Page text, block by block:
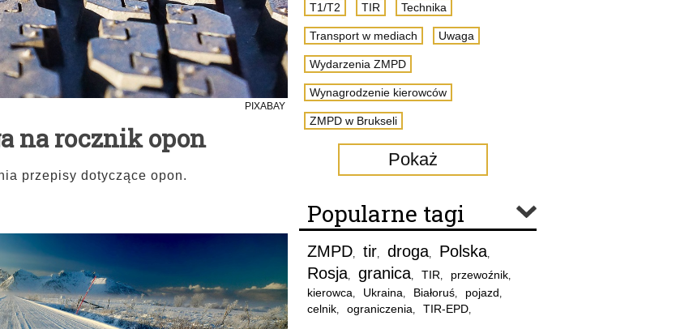
PIXABAY
na rocznik opon
przepisy dotyczące opon.
T1/T2 TIR Technika
Transport w mediach Uwaga
Wydarzenia ZMPD
Wynagrodzenie kierowców
ZMPD w Brukseli
Pokaż
Popularne tagi
ZMPD, tir, droga, Polska,
Rosja, granica, TIR, przewoźnik,
kierowca, Ukraina, Białoruś, pojazd,
celnik, ograniczenia, TIR-EPD,